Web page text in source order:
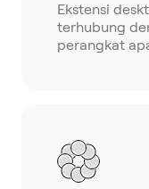
Ekstensi
terhubung
perangkat